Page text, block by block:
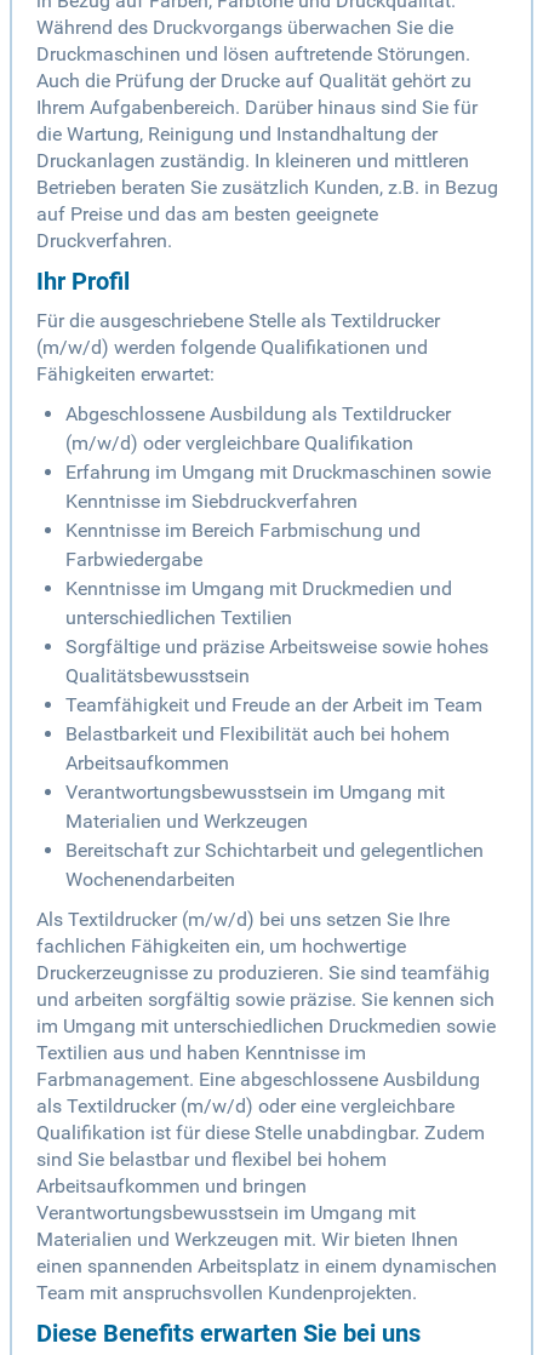
Während des Druckvorgangs überwachen Sie die
Druckmaschinen und lösen auftretende Störungen.
Auch die Prüfung der Drucke auf Qualität gehört zu
Ihrem Aufgabenbereich. Darüber hinaus sind Sie für
die Wartung, Reinigung und Instandhaltung der
Druckanlagen zuständig. In kleineren und mittleren
Betrieben beraten Sie zusätzlich Kunden, z.B. in Bezug
auf Preise und das am besten geeignete
Druckverfahren.
Ihr Profil
Für die ausgeschriebene Stelle als Textildrucker
(m/w/d) werden folgende Qualifikationen und
Fähigkeiten erwartet:
Abgeschlossene Ausbildung als Textildrucker
(m/w/d) oder vergleichbare Qualifikation
Erfahrung im Umgang mit Druckmaschinen sowie
Kenntnisse im Siebdruckverfahren
Kenntnisse im Bereich Farbmischung und
Farbwiedergabe
Kenntnisse im Umgang mit Druckmedien und
unterschiedlichen Textilien
Sorgfältige und präzise Arbeitsweise sowie hohes
Qualitätsbewusstsein
Teamfähigkeit und Freude an der Arbeit im Team
Belastbarkeit und Flexibilität auch bei hohem
Arbeitsaufkommen
Verantwortungsbewusstsein im Umgang mit
Materialien und Werkzeugen
Bereitschaft zur Schichtarbeit und gelegentlichen
Wochenendarbeiten
Als Textildrucker (m/w/d) bei uns setzen Sie Ihre
fachlichen Fähigkeiten ein, um hochwertige
Druckerzeugnisse zu produzieren. Sie sind teamfähig
und arbeiten sorgfältig sowie präzise. Sie kennen sich
im Umgang mit unterschiedlichen Druckmedien sowie
Textilien aus und haben Kenntnisse im
Farbmanagement. Eine abgeschlossene Ausbildung
als Textildrucker (m/w/d) oder eine vergleichbare
Qualifikation ist für diese Stelle unabdingbar. Zudem
sind Sie belastbar und flexibel bei hohem
Arbeitsaufkommen und bringen
Verantwortungsbewusstsein im Umgang mit
Materialien und Werkzeugen mit. Wir bieten Ihnen
einen spannenden Arbeitsplatz in einem dynamischen
Team mit anspruchsvollen Kundenprojekten.
Diese Benefits erwarten Sie bei uns